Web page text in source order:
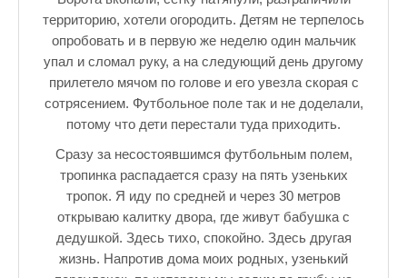
♪♫Рассказы★
♪♫Рассказы 2★
Лучшее фото недели
Лучшее фото дня
Фотоссесия. Лучшие спортсмены.
От улыбки станет всем светлей
Настольный теннис в Пушкине Санкт-Петербург. Клубы и
территорию, хотели огородить. Детям не терпелось
опробовать и в первую же неделю один мальчик
упал и сломал руку, а на следующий день другому
прилетело мячом по голове и его увезла скорая с
сотрясением. Футбольное поле так и не доделали,
потому что дети перестали туда приходить.
Сразу за несостоявшимся футбольным полем,
тропинка распадается сразу на пять узеньких
тропок. Я иду по средней и через 30 метров
открываю калитку двора, где живут бабушка с
дедушкой. Здесь тихо, спокойно. Здесь другая
жизнь. Напротив дома моих родных, узенький